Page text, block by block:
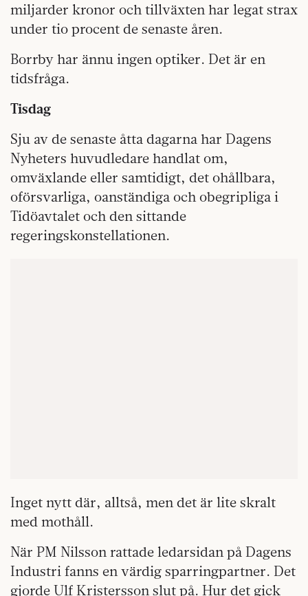
miljarder kronor och tillväxten har legat strax
under tio procent de senaste åren.
Borrby har ännu ingen optiker. Det är en
tidsfråga.
Tisdag
Sju av de senaste åtta dagarna har Dagens
Nyheters huvudledare handlat om,
omväxlande eller samtidigt, det ohållbara,
oförsvarliga, oanständiga och obegripliga i
Tidöavtalet och den sittande
regeringskonstellationen.
Inget nytt där, alltså, men det är lite skralt
med mothåll.
När PM Nilsson rattade ledarsidan på Dagens
Industri fanns en värdig sparringpartner. Det
gjorde Ulf Kristersson slut på. Hur det gick